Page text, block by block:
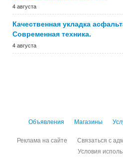
4 августа
Качественная укладка
Современная техника.
4 августа
Объявления Магазины
Реклама на сайте Связаться с
Условия